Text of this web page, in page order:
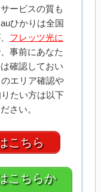
ービスの質も
ひかりは全国
フレッツ光に
事前にあなた
確認しておい
エリア確認や
たい方は以下
さい。
こちら
こちらか